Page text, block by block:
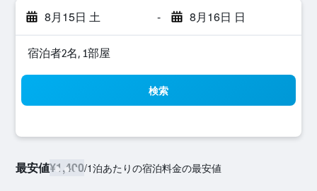
8月15日 土 - 8月16日 日
宿泊者2名, 1​部屋
検索
最安値¥1,400/1泊あたりの宿泊料金の最安値